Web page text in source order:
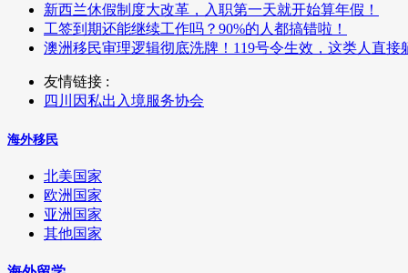
新西兰休假制度大改革，入职第一天就开始算年假！
工签到期还能继续工作吗？90%的人都搞错啦！
澳洲移民审理逻辑彻底洗牌！119号令生效，这类人直接
友情链接 :
四川因私出入境服务协会
海外移民
北美国家
欧洲国家
亚洲国家
其他国家